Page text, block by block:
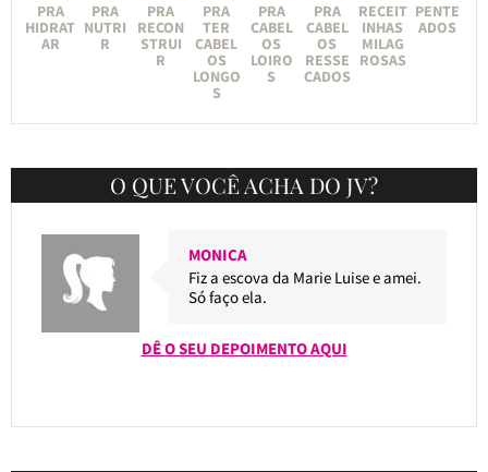
PRA
HIDRAT
AR
PRA
NUTRI
R
PRA
RECON
STRUI
R
PRA
TER
CABEL
OS
LONGO
S
PRA
CABEL
OS
LOIRO
S
PRA
CABEL
OS
RESSE
CADOS
RECEIT
INHAS
MILAG
ROSAS
PENTE
ADOS
O QUE VOCÊ ACHA DO JV?
MONICA
Fiz a escova da Marie Luise e amei.
Só faço ela.
DÊ O SEU DEPOIMENTO AQUI